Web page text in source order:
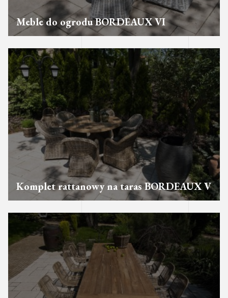
Meble do ogrodu BORDEAUX VI
Komplet rattanowy na taras BORDEAUX V